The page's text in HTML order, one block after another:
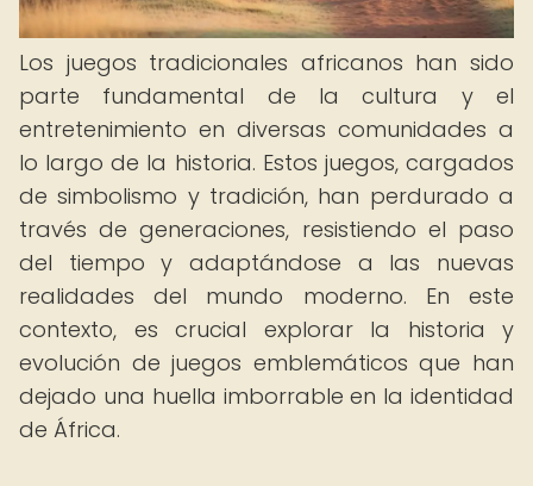
Los juegos tradicionales africanos han sido
parte fundamental de la cultura y el
entretenimiento en diversas comunidades a
lo largo de la historia. Estos juegos, cargados
de simbolismo y tradición, han perdurado a
través de generaciones, resistiendo el paso
del tiempo y adaptándose a las nuevas
realidades del mundo moderno. En este
contexto, es crucial explorar la historia y
evolución de juegos emblemáticos que han
dejado una huella imborrable en la identidad
de África.